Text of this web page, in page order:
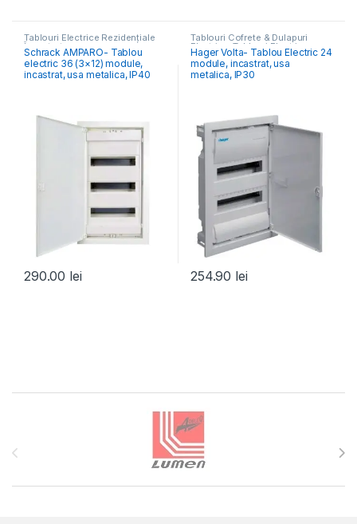
Tablouri Electrice Rezidențiale
Încastrate
Schrack AMPARO- Tablou
electric 36 (3×12) module,
incastrat, usa metalica, IP40
290.00 lei
Tablouri Cofrete & Dulapuri
Electrice ,Tablouri Electrice
Rezidențiale Încastrate
Hager Volta- Tablou Electric 24
module, incastrat, usa
metalica, IP30
254.90 lei